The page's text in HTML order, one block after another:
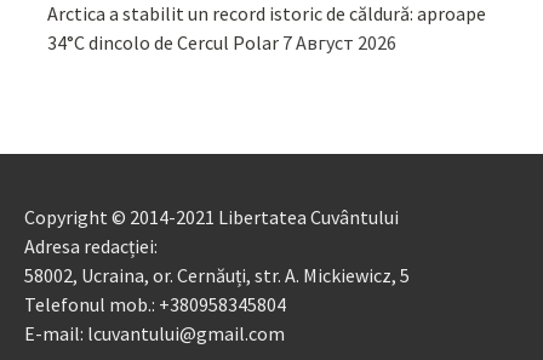
Arctica a stabilit un record istoric de căldură: aproape
34°C dincolo de Cercul Polar 7 Август 2026
Copyright © 2014-2021 Libertatea Cuvântului
Adresa redacției:
58002, Ucraina, or. Cernăuți, str. A. Mickiewicz, 5
Telefonul mob.: +380958345804
E-mail: lcuvantului@gmail.com